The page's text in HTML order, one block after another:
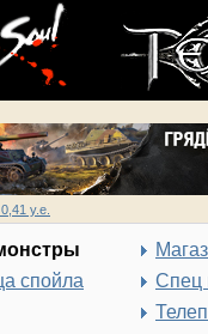
у.е.
спойла
Спец